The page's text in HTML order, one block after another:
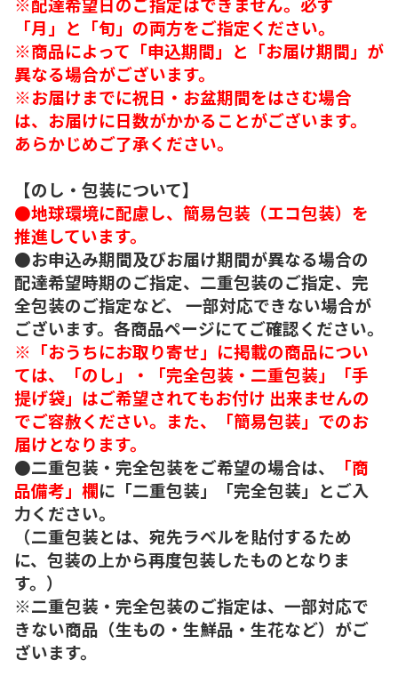
「月」と「旬」の両方をご指定ください。
※商品によって「申込期間」と「お届け期間」が
異なる場合がございます。
※お届けまでに祝日・お盆期間をはさむ場合
は、お届けに日数がかかることがございます。
あらかじめご了承ください。
【のし・包装について】
●地球環境に配慮し、簡易包装（エコ包装）を
推進しています。
●お申込み期間及びお届け期間が異なる場合の
配達希望時期のご指定、二重包装のご指定、完
全包装のご指定など、 一部対応できない場合が
ございます。各商品ページにてご確認ください。
※「おうちにお取り寄せ」に掲載の商品につい
ては、「のし」・「完全包装・二重包装」「手
提げ袋」はご希望されてもお付け 出来ませんの
でご容赦ください。また、「簡易包装」でのお
届けとなります。
●二重包装・完全包装をご希望の場合は、
「商
品備考」欄に「二重包装」「完全包装」とご入
力ください。
（二重包装とは、宛先ラベルを貼付するため
に、包装の上から再度包装したものとなりま
す。）
※二重包装・完全包装のご指定は、一部対応で
きない商品（生もの・生鮮品・生花など）がご
ざいます。